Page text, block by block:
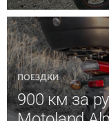
ПОЕЗДКИ
900 км за